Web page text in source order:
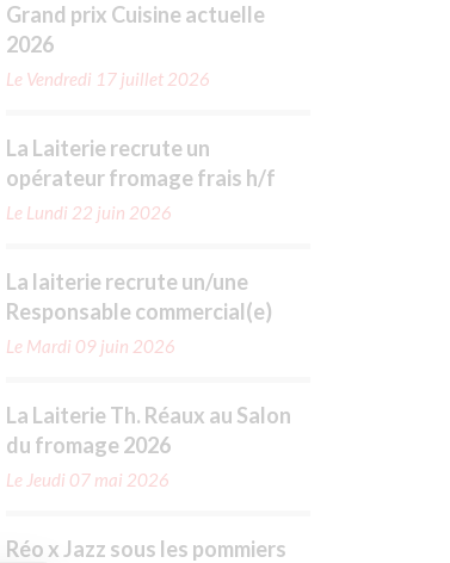
Grand prix Cuisine actuelle
2026
Le Vendredi 17 juillet 2026
La Laiterie recrute un
opérateur fromage frais h/f
Le Lundi 22 juin 2026
La laiterie recrute un/une
Responsable commercial(e)
Le Mardi 09 juin 2026
La Laiterie Th. Réaux au Salon
du fromage 2026
Le Jeudi 07 mai 2026
Réo x Jazz sous les pommiers